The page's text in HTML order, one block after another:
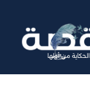
الحكاية من أولها